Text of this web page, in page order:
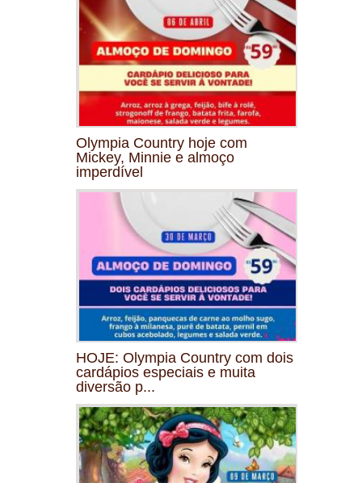
Olympia Country hoje com
Mickey, Minnie e almoço
imperdível
HOJE: Olympia Country com dois
cardápios especiais e muita
diversão p...